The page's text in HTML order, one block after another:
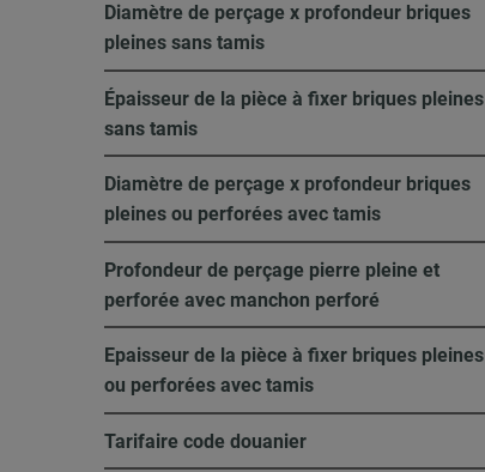
Diamètre de perçage x profondeur briques
pleines sans tamis
Épaisseur de la pièce à fixer briques pleines
sans tamis
Diamètre de perçage x profondeur briques
pleines ou perforées avec tamis
Profondeur de perçage pierre pleine et
perforée avec manchon perforé
Epaisseur de la pièce à fixer briques pleines
ou perforées avec tamis
Tarifaire code douanier